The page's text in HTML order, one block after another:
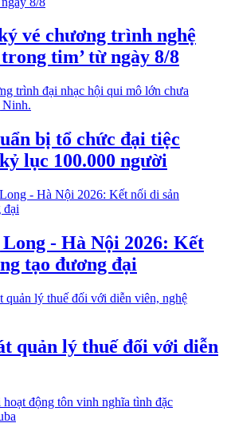
vé chương trình nghệ
tim’ từ ngày 8/8
bị tổ chức đại tiệc
lục 100.000 người
- Hà Nội 2026: Kết
tạo đương đại
quản lý thuế đối với diễn